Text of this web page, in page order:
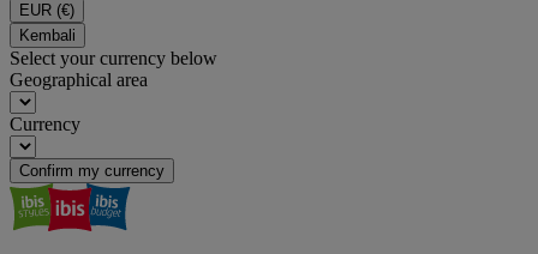
EUR (€)
Kembali
Select your currency below
Geographical area
Currency
Confirm my currency